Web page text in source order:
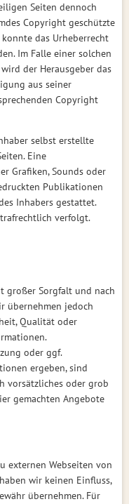
Seiten dennoch
Copyright geschützte
das Urheberrecht
Im Falle einer solchen
der Herausgeber das
aus seiner
Copyright
selbst erstellte
Eine
Grafiken, Sounds oder
Publikationen
Inhabers gestattet.
verfolgt.
großer Sorgfalt und nach
übernehmen jedoch
Qualität oder
oder ggf.
ergeben, sind
vorsätzliches oder grob
gemachten Angebote
externen Webseiten von
wir keinen Einfluss,
übernehmen. Für